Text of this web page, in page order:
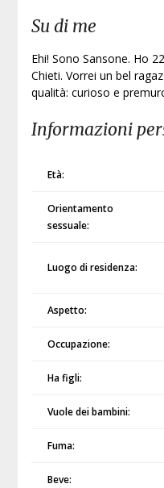
Su di me
Ehi! Sono Sansone. Ho
Chieti. Vorrei un bel
qualità: curioso e
Informazioni
Età:
Orientamento
sessuale:
Luogo di residenza:
Aspetto:
Occupazione:
Ha figli:
Vuole dei bambini:
Fuma:
Beve: